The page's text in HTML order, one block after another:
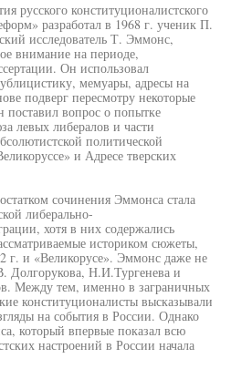
русского конституционалистского
разработал в 1968 г. ученик П.
исследователь Т. Эммонс,
внимание на периоде,
Он использовал
мемуары, адресы на
подверг пересмотру некоторые
поставил вопрос о попытке
левых либералов и части
политической
и Адресе тверских
сочинения Эммонса стала
либерально-
хотя в них содержались
историком сюжеты,
г. и «Великорусе». Эммонс даже не
Долгорукова, Н.И.Тургенева и
Между тем, именно в заграничных
конституционалисты высказывали
на события в России. Однако
который впервые показал всю
настроений в России начала